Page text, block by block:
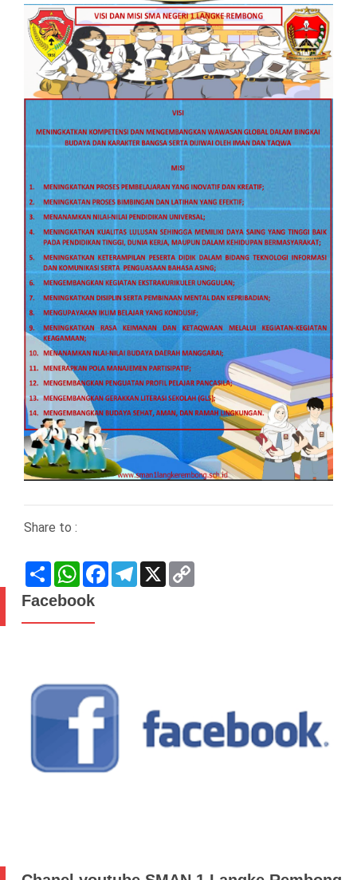
Share to :
Share WhatsAppFacebookTelegram
X
Facebook